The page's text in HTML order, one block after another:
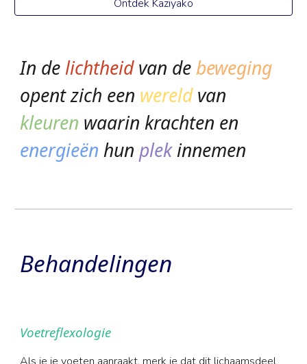
Ontdek Kaziyako
In delichtheidvan de beweging
opent zich een wereldvan
kleuren waarin krachten en
energieënhun plekinnemen
Behandelingen
Voetreflexologie